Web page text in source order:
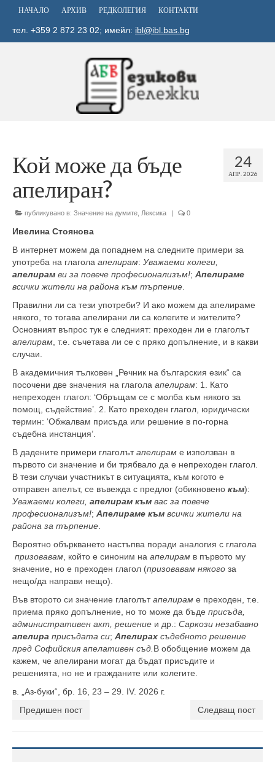
НАЧАЛО АРХИВ РЕДКОЛЕГИЯ КОНТАКТИ
тел. +359 2 872 23 02; имейл: ibl@ibl.bas.bg
24
АПР. 2026
Кой може да бъде
апелиран?
публикувано в: Значение на думите Лексика | 0
Ивелина Стоянова
В интернет можем да попаднем на следните примери за
употреба на глагола апелирам: Уважаеми колеги,
апелирам ви за повече професионализъм!; Апелираме
всички жители на района към търпение
Правилни ли са тези употреби? И ако можем да апелираме
някого, то тогава апелирани ли са колегите и жителите?
Основният въпрос тук е следният: преходен ли е глаголът
апелирам , т.е. съчетава ли се с пряко допълнение, и в какви
случаи.
В академичния тълковен „Речник на българския език“ са
посочени две значения на глагола апелирам: 1. Като
непреходен глагол: ‘Обръщам се с молба към някого за
помощ, съдействие’. 2. Като преходен глагол, юридически
термин: ‘Обжалвам присъда или решение в по-горна
съдебна инстанция’.
В дадените примери глаголътапелирам е използван в
първото си значение и би трябвало да е непреходен глагол.
В тези случаи участникът в ситуацията, към когото е
отправен апелът, се въвежда с предлог (обикновено към):
Уважаеми колеги, апелирам към вас за повече
професионализъм!; Апелираме към всички жители на
района за търпение
Вероятно объркването настъпва поради аналогия с глагола
призовавам , който е синоним на апелирам в първото му
значение, но е преходен глагол (призовавам някого за
нещо/да направи нещо).
Във второто си значение глаголътапелирам е преходен, т.е.
приема пряко допълнение, но то може да бъде присъда,
административен акт, решение и др.: Саркози незабавно
апелира присъдата си; Апелирах съдебното решение
пред Софийския апелативен съд. В обобщение можем да
кажем, че апелирани могат да бъдат присъдите и
решенията, но не и гражданите или колегите.
в. „Аз-буки“, бр. 16, 23 – 29. IV. 2026 г.
Предишен пост
Следващ пост